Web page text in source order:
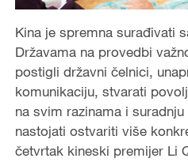
Kina je spremna surađivati
Državama na provedbi
postigli državni čelnici,
komunikaciju, stvarati
na svim razinama i
nastojati ostvariti više
četvrtak kineski premijer Li